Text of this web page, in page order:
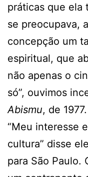
práticas que ela
se preocupava,
concepção um
espiritual, que
não apenas o
só”, ouvimos
Abismu, de 1977.
“Meu interesse
cultura” disse
para São Paulo.